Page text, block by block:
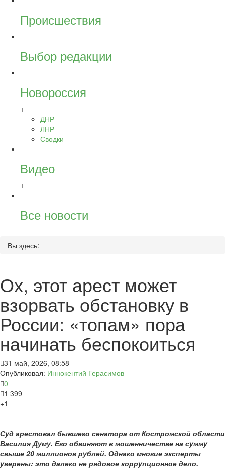
Происшествия
Выбор редакции
Новороссия
+
ДНР
ЛНР
Сводки
Видео
+
Все новости
Вы здесь:
Ох, этот арест может
взорвать обстановку в
России: «топам» пора
начинать беспокоиться
31 май, 2026, 08:58
Опубликовал: Иннокентий Герасимов
0
1 399
+1
Суд арестовал бывшего сенатора от Костромской области
Василия Думу. Его обвиняют в мошенничестве на сумму
свыше 20 миллионов рублей. Однако многие эксперты
уверены: это далеко не рядовое коррупционное дело.